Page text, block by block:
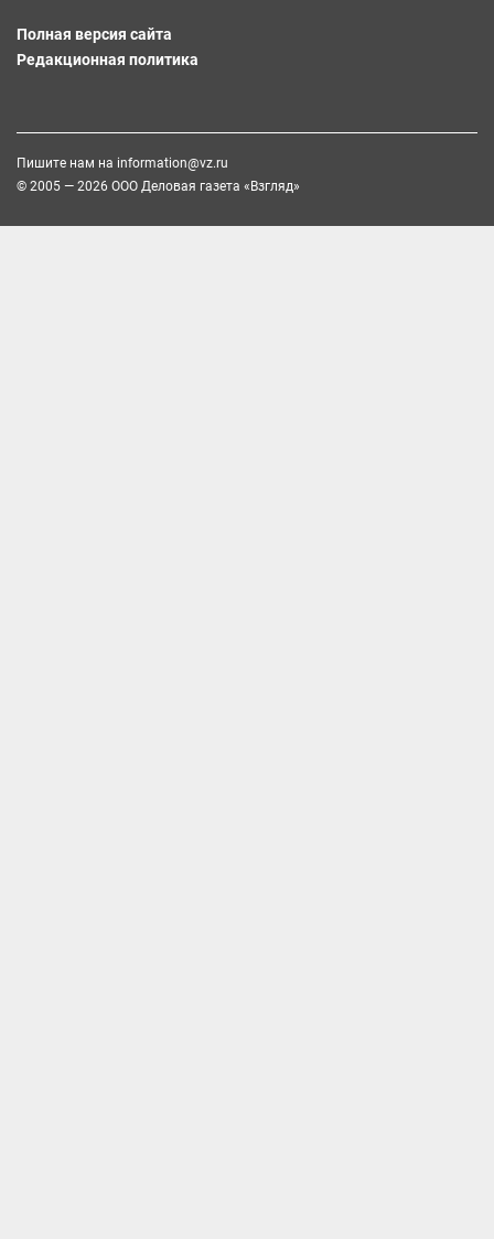
Полная версия сайта
Редакционная политика
Пишите нам на information@vz.ru
© 2005 — 2026 ООО Деловая газета «Взгляд»